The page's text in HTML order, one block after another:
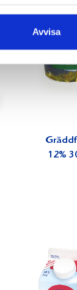
Avvisa
12%